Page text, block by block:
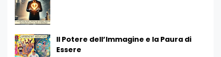
Il Potere dell’Immagine e la Paura di
Essere